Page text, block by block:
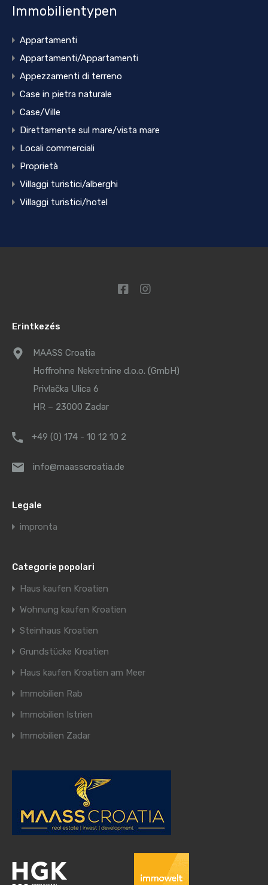
Immobilientypen
Appartamenti
Appartamenti/Appartamenti
Appezzamenti di terreno
Case in pietra naturale
Case/Ville
Direttamente sul mare/vista mare
Locali commerciali
Proprietà
Villaggi turistici/alberghi
Villaggi turistici/hotel
Erintkezés
MAASS Croatia
Hoffrohne Nekretnine d.o.o. (GmbH)
Privlačka Ulica 6
HR – 23000 Zadar
+49 (0) 174 - 10 12 10 2
info@maasscroatia.de
Legale
impronta
Categorie popolari
Haus kaufen Kroatien
Wohnung kaufen Kroatien
Steinhaus Kroatien
Grundstücke Kroatien
Haus kaufen Kroatien am Meer
Immobilien Rab
Immobilien Istrien
Immobilien Zadar